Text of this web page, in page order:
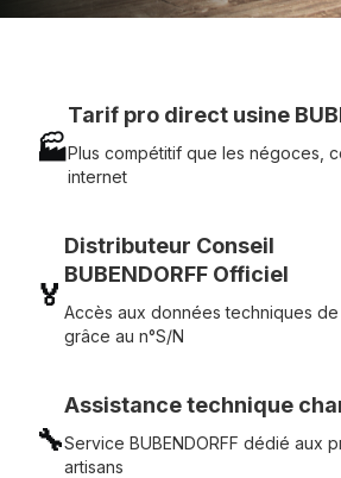
🏭
Tarif pro direct usine
Plus compétitif que les négoces,
internet
🏅
Distributeur Conseil
BUBENDORFF Officiel
Accès aux données techniques
grâce au n°S/N
🔧
Assistance technique
Service BUBENDORFF dédié aux
artisans